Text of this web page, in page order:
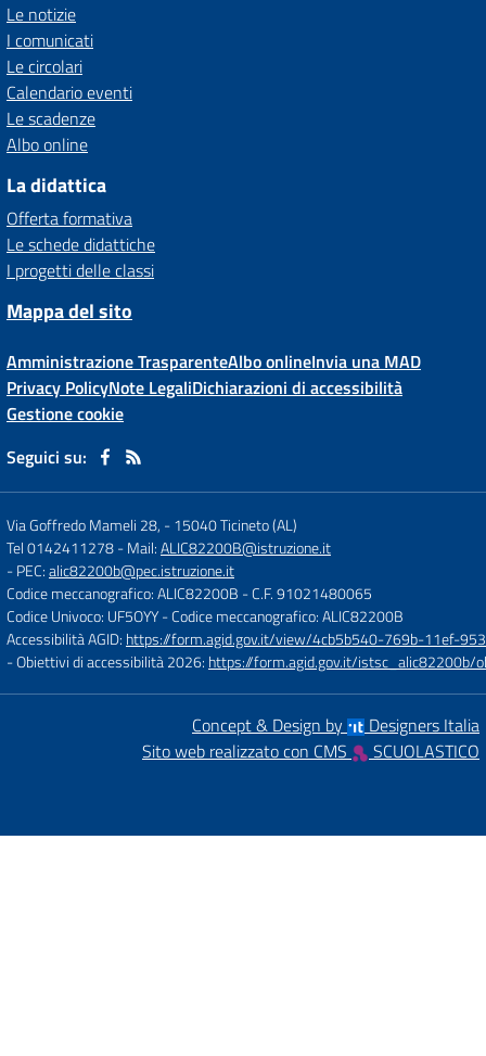
Le notizie
I comunicati
Le circolari
Calendario eventi
Le scadenze
Albo online
La didattica
Offerta formativa
Le schede didattiche
I progetti delle classi
Mappa del sito
Amministrazione TrasparenteAlbo onlineInvia una MAD
Privacy PolicyNote LegaliDichiarazioni di accessibilità
Gestione cookie
Seguici su:
Via Goffredo Mameli 28, -15040 Ticineto (AL)
Tel 0142411278- Mail:ALIC82200B@istruzione.it
- PEC:alic82200b@pec.istruzione.it
Codice meccanografico: ALIC82200B - C.F. 91021480065
Codice Univoco: UF5OYY- Codice meccanografico: ALIC82200B
Accessibilità AGID: https://form.agid.gov.it/view/4cb5b540-769b-11ef-
- Obiettivi di accessibilità 2026: https://form.agid.gov.it/
Concept & Design by
Designers Italia
Sito web realizzato con CMS
SCUOLASTICO